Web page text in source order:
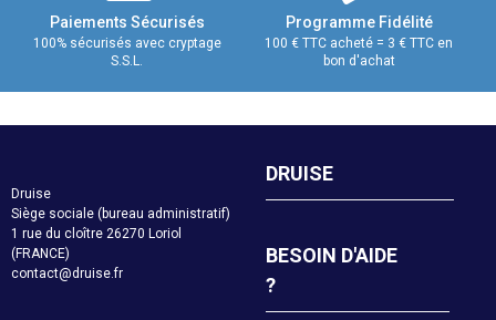
Paiements Sécurisés
100% sécurisés avec cryptage
S.S.L.
Programme Fidélité
100 € TTC acheté = 3 € TTC en
bon d'achat
Druise
Siège sociale (bureau administratif)
1 rue du cloître 26270 Loriol
(FRANCE)
contact@druise.fr
DRUISE
BESOIN D'AIDE
?